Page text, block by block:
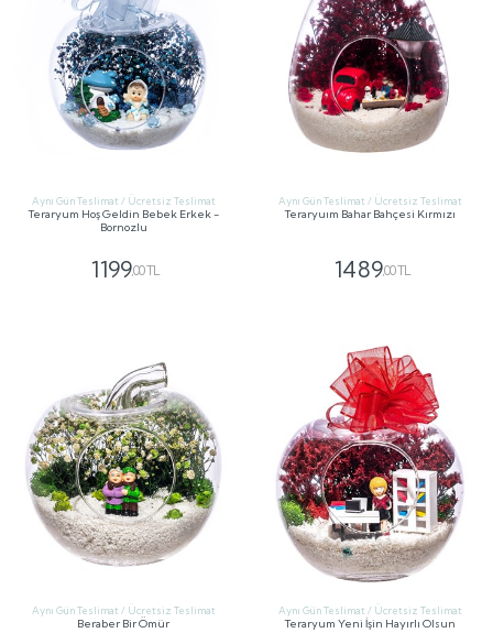
Aynı Gün Teslimat / Ücretsiz Teslimat
Teraryum Hoş Geldin Bebek Erkek -
Bornozlu
1199,00 TL
Aynı Gün Teslimat / Ücretsiz Teslimat
Teraryuım Bahar Bahçesi Kırmızı
1489,00 TL
Aynı Gün Teslimat / Ücretsiz Teslimat
Beraber Bir Ömür
Aynı Gün Teslimat / Ücretsiz Teslimat
Teraryum Yeni İşin Hayırlı Olsun